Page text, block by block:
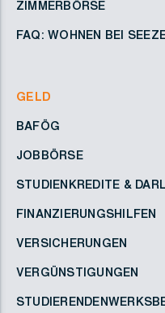
ZIMMERBÖRSE
FAQ: WOHNEN BEI
GELD
BAFÖG
JOBBÖRSE
STUDIENKREDITE &
FINANZIERUNGSHILFEN
VERSICHERUNGEN
VERGÜNSTIGUNGEN